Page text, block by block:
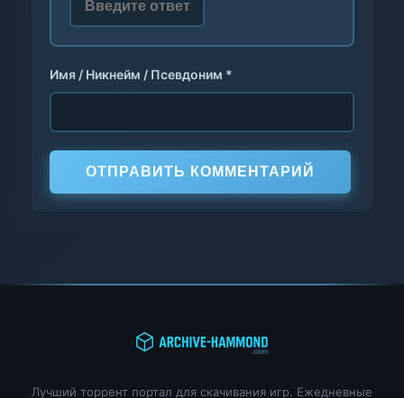
Имя / Никнейм / Псевдоним *
ОТПРАВИТЬ КОММЕНТАРИЙ
Лучший торрент портал для скачивания игр. Ежедневные